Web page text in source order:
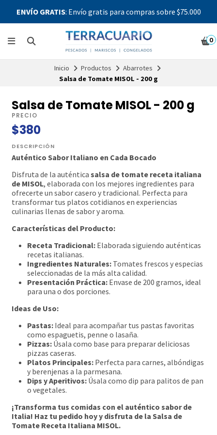
ENVÍO GRATIS: Envío gratis para compras sobre $75.000
0
Inicio Productos
Abarrotes
Salsa de Tomate MISOL - 200 g
Salsa de Tomate MISOL - 200 g
PRECIO
$380
DESCRIPCIÓN
Auténtico Sabor Italiano en Cada Bocado
Disfruta de la auténtica salsa de tomate receta italiana
de MISOL, elaborada con los mejores ingredientes para
ofrecerte un sabor casero y tradicional. Perfecta para
transformar tus platos cotidianos en experiencias
culinarias llenas de sabor y aroma.
Características del Producto:
Receta Tradicional: Elaborada siguiendo auténticas
recetas italianas.
Ingredientes Naturales: Tomates frescos y especias
seleccionadas de la más alta calidad.
Presentación Práctica: Envase de 200 gramos, ideal
para una o dos porciones.
Ideas de Uso:
Pastas: Ideal para acompañar tus pastas favoritas
como espaguetis, penne o lasaña.
Pizzas: Úsala como base para preparar deliciosas
pizzas caseras.
Platos Principales: Perfecta para carnes, albóndigas
y berenjenas a la parmesana.
Dips y Aperitivos: Úsala como dip para palitos de pan
o vegetales.
¡Transforma tus comidas con el auténtico sabor de
Italia! Haz tu pedido hoy y disfruta de la Salsa de
Tomate Receta Italiana MISOL.